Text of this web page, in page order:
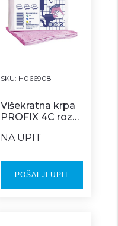
SKU: H066908
Višekratna krpa
PROFIX 4C roza
NA UPIT
POŠALJI UPIT